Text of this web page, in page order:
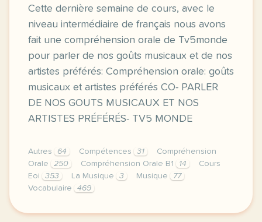
Cette dernière semaine de cours, avec le
niveau intermédiaire de français nous avons
fait une compréhension orale de Tv5monde
pour parler de nos goûts musicaux et de nos
artistes préférés: Compréhension orale: goûts
musicaux et artistes préférés CO- PARLER
DE NOS GOUTS MUSICAUX ET NOS
ARTISTES PRÉFÉRÉS- TV5 MONDE
Autres 64 Compétences 31
Compréhension
Orale
250 Compréhension Orale B1 14
Cours
Eoi
353 La Musique 3 Musique
77
Vocabulaire
469
image pixabay comcette derniere semaine de